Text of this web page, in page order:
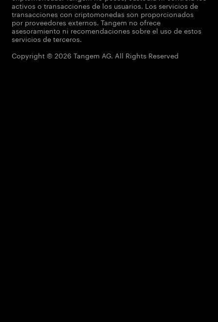
activos o transacciones de los usuarios. Los servicios de
transacciones con criptomonedas son proporcionados
por proveedores externos. Tangem no ofrece
asesoramiento ni recomendaciones sobre el uso de estos
servicios de terceros.